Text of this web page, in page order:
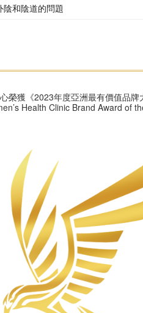
陰和陰道的問題
榮獲《2023年度亞洲最有價值品
Health Clinic Brand Award of